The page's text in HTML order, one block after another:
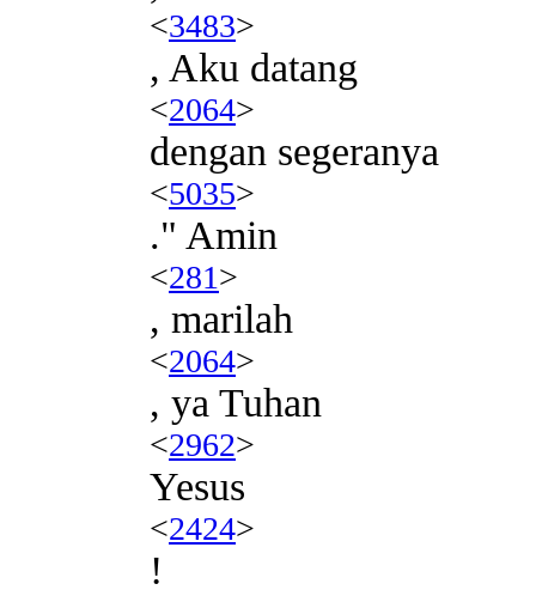
<3483>
, Aku datang
<2064>
dengan segeranya
<5035>
." Amin
<281>
, marilah
<2064>
, ya Tuhan
<2962>
Yesus
<2424>
!